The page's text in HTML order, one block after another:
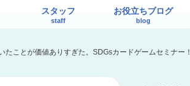
スタッフ
staff
お役立ちブログ
blog
たことが価値ありすぎた。SDGsカードゲームセミナー！